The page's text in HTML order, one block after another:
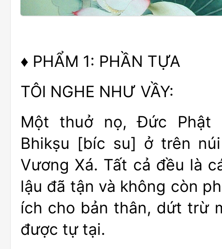
♦ PHẨM 1: PHẦN TỰA
TÔI NGHE NHƯ VẦY:
Một thuở nọ, Đức Phật
Bhikṣu [bíc su] ở trên
Vương Xá. Tất cả đều là
lậu đã tận và không còn
ích cho bản thân, dứt trừ
được tự tại.